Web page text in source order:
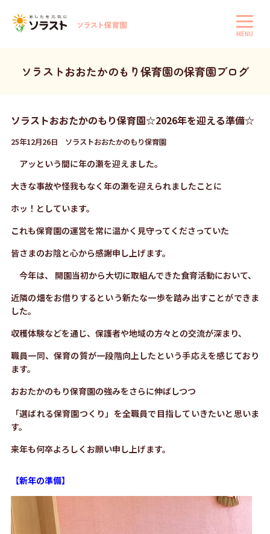
MENU
ソラストおおたかのもり保育園の保育園ブログ
ソラストおおたかのもり保育園☆2026年を迎える準備☆
25年12月26日 ソラストおおたかのもり保育園
アッという間に年の瀬を迎えました。
大きな事故や怪我もなく年の瀬を迎えられましたことに
ホッ！としています。
これも保育園の運営を常に温かく見守ってくださっていた
皆さまのお陰と心から感謝申し上げます。
今年は、 開園当初から大切に取組んできた食育活動において、
近隣の畑をお借りするという新たな一歩を踏み出すことができま
した。
収穫体験などを通じ、保護者や地域の方々との交流が深まり、
職員一同、保育の質が一段階向上したという手応えを感じており
ます。
おおたかのもり保育園の強みをさらに伸ばしつつ
「選ばれる保育園つくり」を全職員で目指していきたいと思いま
す。
来年も何卒よろしくお願い申し上げます。
【新年の準備】